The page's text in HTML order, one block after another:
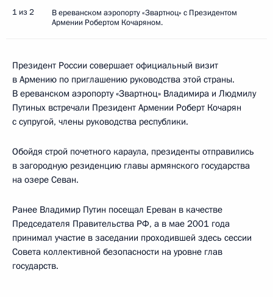
1 из 2
В ереванском аэропорту «Звартноц» с Президентом
Армении Робертом Кочаряном.
Президент России совершает официальный визит
в Армению по приглашению руководства этой страны.
В ереванском аэропорту «Звартноц» Владимира и Людмилу
Путиных встречали Президент Армении Роберт Кочарян
с супругой, члены руководства республики.
Обойдя строй почетного караула, президенты отправились
в загородную резиденцию главы армянского государства
на озере Севан.
Ранее Владимир Путин посещал Ереван в качестве
Председателя Правительства РФ, а в мае 2001 года
принимал участие в заседании проходившей здесь сессии
Совета коллективной безопасности на уровне глав
государств.